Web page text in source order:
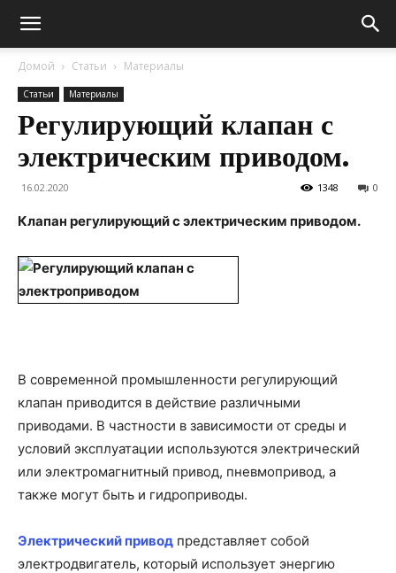
Домой Статьи Материалы
Статьи Материалы
Регулирующий клапан с
электрическим приводом.
16.02.2020 0
1348
Клапан регулирующий с электрическим приводом.
В современной промышленности регулирующий
клапан приводится в действие различными
приводами. В частности в зависимости от среды и
условий эксплуатации используются электрический
или электромагнитный привод, пневмопривод, а
также могут быть и гидроприводы.
Электрический привод представляет собой
электродвигатель, который использует энергию